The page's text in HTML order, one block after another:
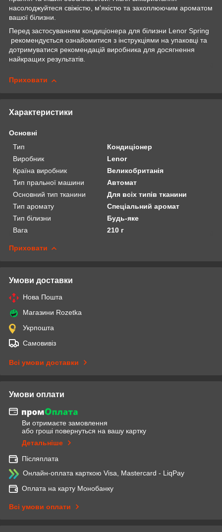
насолоджуйтеся свіжістю, м'якістю та захоплюючим ароматом
вашої білизни.
Перед застосуванням кондиціонера для білизни Lenor Spring
рекомендується ознайомитися з інструкціями на упаковці та
дотримуватися рекомендацій виробника для досягнення
найкращих результатів.
Приховати
Характеристики
Основні
Тип
Кондиціонер
Виробник
Lenor
Країна виробник
Великобританія
Тип пральної машини
Автомат
Основний тип тканини
Для всіх типів тканини
Тип аромату
Спеціальний аромат
Тип білизни
Будь-яке
Вага
210 г
Приховати
Умови доставки
Нова Пошта
Магазини Rozetka
Укрпошта
Самовивіз
Всі умови доставки
Умови оплати
Ви отримаєте замовлення
або гроші повернуться на вашу картку
Детальніше
Післяплата
Онлайн-оплата карткою Visa, Mastercard - LiqPay
Оплата на карту Монобанку
Всі умови оплати